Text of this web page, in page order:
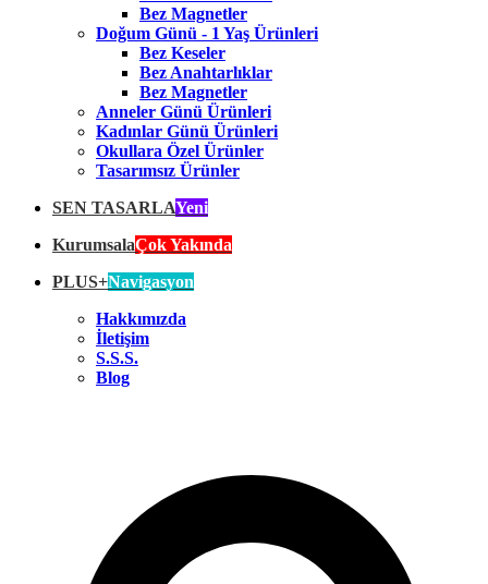
Bez Magnetler
Doğum Günü - 1 Yaş Ürünleri
Bez Keseler
Bez Anahtarlıklar
Bez Magnetler
Anneler Günü Ürünleri
Kadınlar Günü Ürünleri
Okullara Özel Ürünler
Tasarımsız Ürünler
SEN TASARLAYeni
KurumsalaÇok Yakında
PLUS+Navigasyon
Hakkımızda
İletişim
S.S.S.
Blog